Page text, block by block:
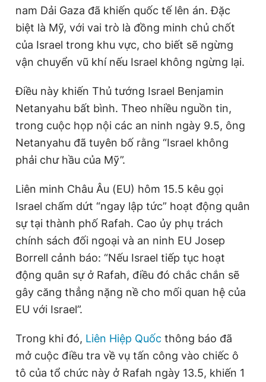
nam Dải Gaza đã khiến quốc tế lên án. Đặc
biệt là Mỹ, với vai trò là đồng minh chủ chốt
của Israel trong khu vực, cho biết sẽ ngừng
vận chuyển vũ khí nếu Israel không ngừng lại.
Điều này khiến Thủ tướng Israel Benjamin
Netanyahu bất bình. Theo nhiều nguồn tin,
trong cuộc họp nội các an ninh ngày 9.5, ông
Netanyahu đã tuyên bố rằng “Israel không
phải chư hầu của Mỹ”.
Liên minh Châu Âu (EU) hôm 15.5 kêu gọi
Israel chấm dứt “ngay lập tức” hoạt động quân
sự tại thành phố Rafah. Cao ủy phụ trách
chính sách đối ngoại và an ninh EU Josep
Borrell cảnh báo: “Nếu Israel tiếp tục hoạt
động quân sự ở Rafah, điều đó chắc chắn sẽ
gây căng thẳng nặng nề cho mối quan hệ của
EU với Israel”.
Trong khi đó, Liên Hiệp Quốc thông báo đã
mở cuộc điều tra về vụ tấn công vào chiếc ô
tô của tổ chức này ở Rafah ngày 13.5, khiến 1